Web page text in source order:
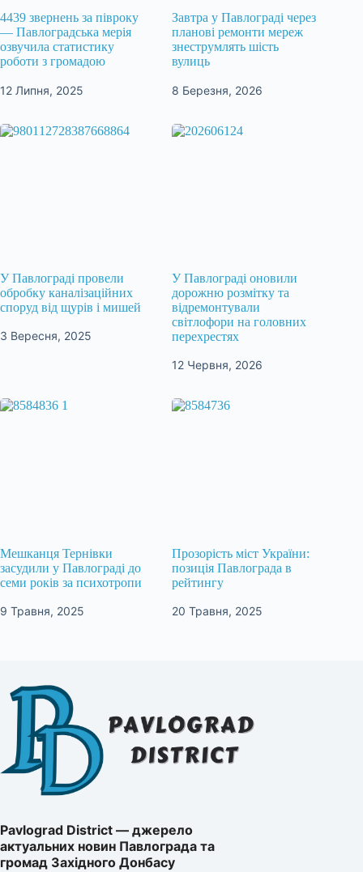
4439 звернень за півроку
— Павлоградська мерія
озвучила статистику
роботи з громадою
12 Липня, 2025
Завтра у Павлограді через
планові ремонти мереж
знеструмлять шість
вулиць
8 Березня, 2026
У Павлограді провели
обробку каналізаційних
споруд від щурів і мишей
3 Вересня, 2025
У Павлограді оновили
дорожню розмітку та
відремонтували
світлофори на головних
перехрестях
12 Червня, 2026
Мешканця Тернівки
засудили у Павлограді до
семи років за психотропи
9 Травня, 2025
Прозорість міст України:
позиція Павлограда в
рейтингу
20 Травня, 2025
Pavlograd District — джерело
актуальних новин Павлограда та
громад Західного Донбасу